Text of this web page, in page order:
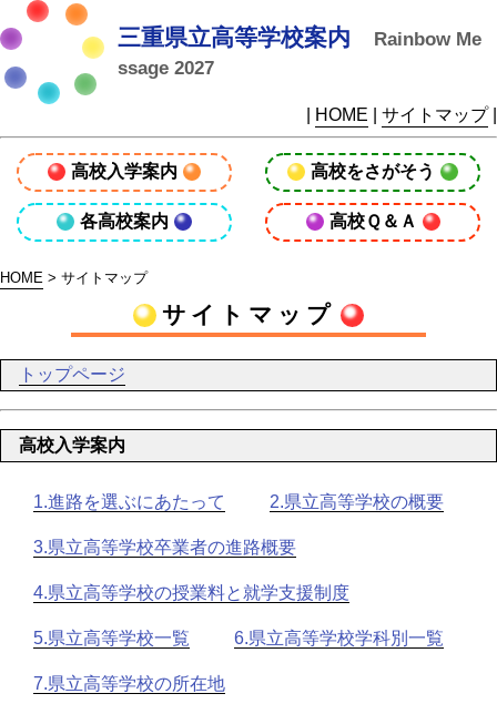
三重県立高等学校案内
Rainbow Me
ssage 2027
HOME サイトマップ|
高校入学案内 高校をさがそう
各高校案内 高校Ｑ＆Ａ
HOME > サイトマップ
サイトマップ
トップページ
高校入学案内
1.進路を選ぶにあたって 2.県立高等学校の概要
3.県立高等学校卒業者の進路概要
4.県立高等学校の授業料と就学支援制度
5.県立高等学校一覧 6.県立高等学校学科別一覧
7.県立高等学校の所在地